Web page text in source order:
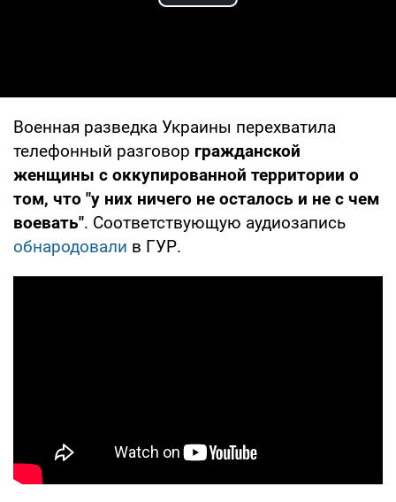
Военная разведка Украины перехватила
телефонный разговор гражданской
женщины с оккупированной территории о
том, что "у них ничего не осталось и не с чем
воевать". Соответствующую аудиозапись
обнародовали в ГУР.